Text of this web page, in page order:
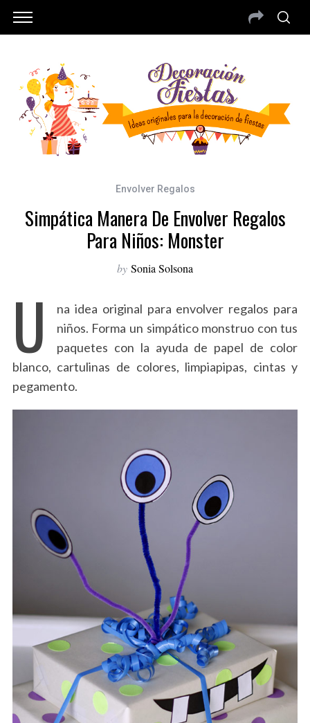
Envolver Regalos
Simpática Manera De Envolver Regalos
Para Niños: Monster
by Sonia Solsona
U
na idea original para envolver regalos para
niños. Forma un simpático monstruo con tus
paquetes con la ayuda de papel de color
blanco, cartulinas de colores, limpiapipas, cintas y
pegamento.